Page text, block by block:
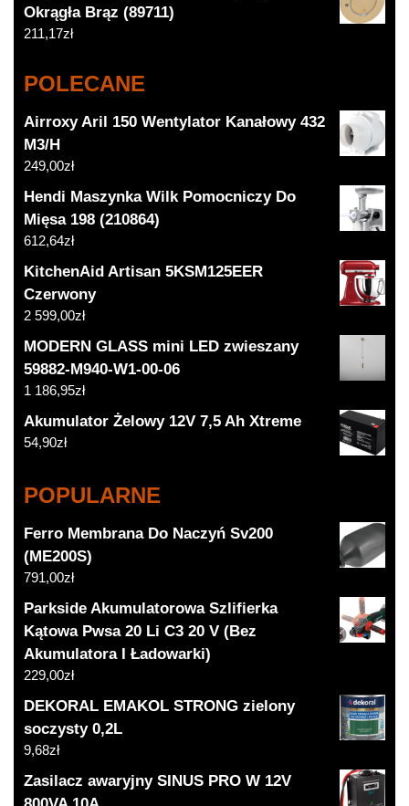
Okrągła Brąz (89711)
211,17zł
POLECANE
Airroxy Aril 150 Wentylator Kanałowy 432
M3/H
249,00zł
Hendi Maszynka Wilk Pomocniczy Do
Mięsa 198 (210864)
612,64zł
KitchenAid Artisan 5KSM125EER
Czerwony
2 599,00zł
MODERN GLASS mini LED zwieszany
59882-M940-W1-00-06
1 186,95zł
Akumulator Żelowy 12V 7,5 Ah Xtreme
54,90zł
POPULARNE
Ferro Membrana Do Naczyń Sv200
(ME200S)
791,00zł
Parkside Akumulatorowa Szlifierka
Kątowa Pwsa 20 Li C3 20 V (Bez
Akumulatora I Ładowarki)
229,00zł
DEKORAL EMAKOL STRONG zielony
soczysty 0,2L
9,68zł
Zasilacz awaryjny SINUS PRO W 12V